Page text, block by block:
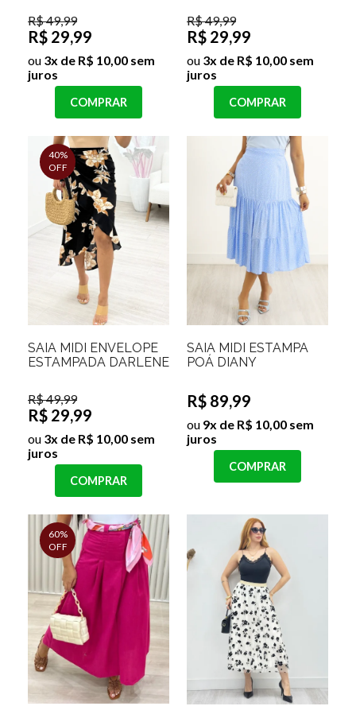
R$ 49,99
R$ 29,99
ou 3x de R$ 10,00 sem
juros
COMPRAR
R$ 49,99
R$ 29,99
ou 3x de R$ 10,00 sem
juros
COMPRAR
40%
OFF
SAIA MIDI ENVELOPE
ESTAMPADA DARLENE
R$ 49,99
R$ 29,99
ou 3x de R$ 10,00 sem
juros
COMPRAR
SAIA MIDI ESTAMPA
POÁ DIANY
R$ 89,99
ou 9x de R$ 10,00 sem
juros
COMPRAR
60%
OFF